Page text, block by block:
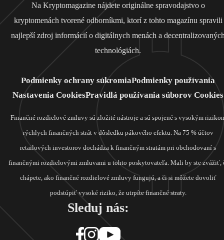
Na Kryptomagazine nájdete originálne spravodajstvo o
kryptomenách tvorené odborníkmi, ktorí z tohto magazínu spravili
najlepší zdroj informácií o digitálnych menách a
technológiách.
Podmienky ochrany súkromiaPodmienky používania
Nastavenia CookiesPravidlá používania súborov Cookies
Finančné rozdielové zmluvy sú zložité nástroje a sú spojené s vysokým
rýchlych finančných strát v dôsledku pákového efektu. Na 75 % účtov
retailových investorov dochádza k finančným stratám pri obchodovaní s
finančnými rozdielovými zmluvami u tohto poskytovateľa. Mali by ste zvážiť,
chápete, ako finančné rozdielové zmluvy fungujú, a či si môžete dovoliť
podstúpiť vysoké riziko, že utrpíte finančné straty.
Sleduj nás: